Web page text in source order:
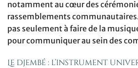
notamment au cœur des
rassemblements
pas seulement à faire de la
pour communiquer au sein des
Le djembé : l’instrument